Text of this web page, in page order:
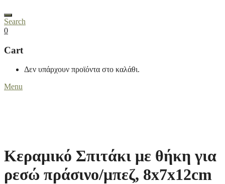
Search
0
Cart
Δεν υπάρχουν προϊόντα στο καλάθι.
Menu
Κεραμικό Σπιτάκι με θήκη για
ρεσώ πράσινο/μπεζ, 8x7x12cm